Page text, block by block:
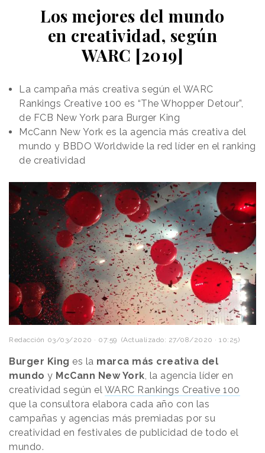
Los mejores del mundo
en creatividad, según
WARC [2019]
La campaña más creativa según el WARC
Rankings Creative 100 es “The Whopper Detour”,
de FCB New York para Burger King
McCann New York es la agencia más creativa del
mundo y BBDO Worldwide la red líder en el ranking
de creatividad
Redacción 03/03/2020 · 07:59 (Actualizado: 27/08/2020 · 10:25)
Burger King es la marca más creativa del
mundo y McCann New York , la agencia líder en
creatividad según el WARC Rankings Creative 100
que la consultora elabora cada año con las
campañas y agencias más premiadas por su
creatividad en festivales de publicidad de todo el
mundo.